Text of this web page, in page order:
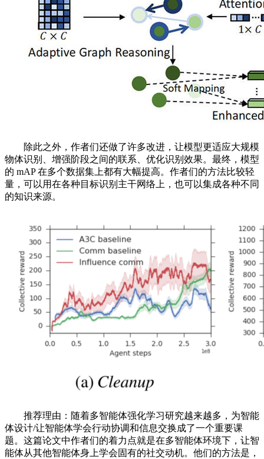
除此之外，作者们还做了许多改进，让模型更适应大规模
物体识别、增强阶段之间的联系、优化识别效果。最终，模型
的 mAP 在多个数据集上都有大幅提高。作者们的方法比较轻
量，可以用在各种目标识别主干网络上，也可以集成各种不同
的知识来源。
推荐理由：随着多智能体强化学习研究越来越多，为智能
体设计/让智能体学会行动协调和信息交换成了一个重要课
题。这篇论文中作者们的着力点就是在多智能体环境下，让智
能体从其他智能体身上学会固有的社交动机。他们的方法是，